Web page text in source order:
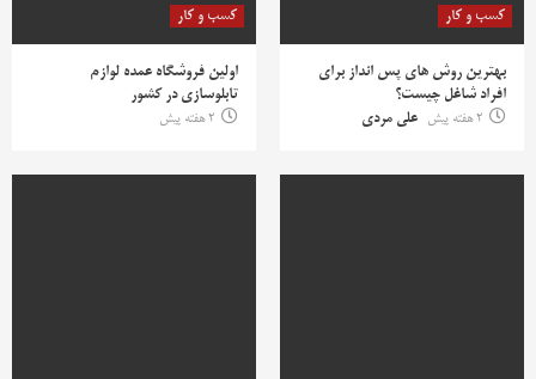
کسب و کار
بهترین روش‌ های پس‌ انداز برای
افراد شاغل چیست؟
2 هفته پیش
علی مردی
کسب و کار
اولین فروشگاه عمده لوازم
تابلوسازی در کشور
2 هفته پیش